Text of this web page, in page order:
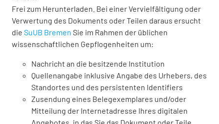
Frei zum Herunterladen. Bei einer Vervielfältigung oder
Verwertung des Dokuments oder Teilen daraus ersucht
die SuUB Bremen Sie im Rahmen der üblichen
wissenschaftlichen Gepflogenheiten um:
Nachricht an die besitzende Institution
Quellenangabe inklusive Angabe des Urhebers, des
Standortes und des persistenten Identifiers
Zusendung eines Belegexemplares und/oder
Mitteilung der Internetadresse Ihres digitalen